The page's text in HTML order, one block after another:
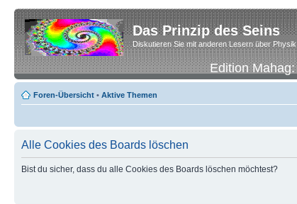
Das Prinzip des Seins
Diskutieren Sie mit anderen Lesern über
Edition
Foren-Übersicht • Aktive Themen
Alle Cookies des Boards löschen
Bist du sicher, dass du alle Cookies des Boards löschen möchtest?